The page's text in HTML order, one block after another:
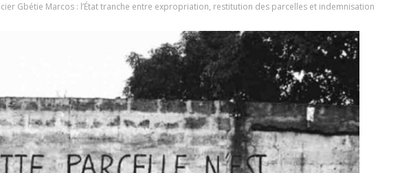
Gbétie Marcos : l’État tranche entre expropriation, restitution des parcelles et indemnisation